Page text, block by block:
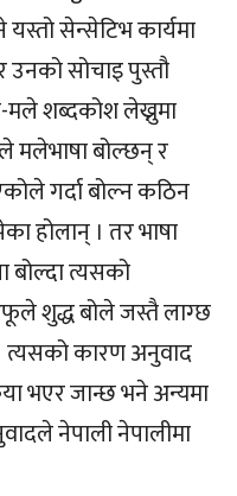
सेन्सेटिभ कार्यमा
उनको सोचाइ पुस्तौ
मले शब्दकोश लेख्नुमा
बोल्छन् र
गर्दा बोल्न कठिन
होलान् । तर भाषा
बोल्दा त्यसको
शुद्ध बोले जस्तै लाग्छ
त्यसको कारण अनुवाद
भएर जान्छ भने अन्यमा
नेपाली नेपालीमा